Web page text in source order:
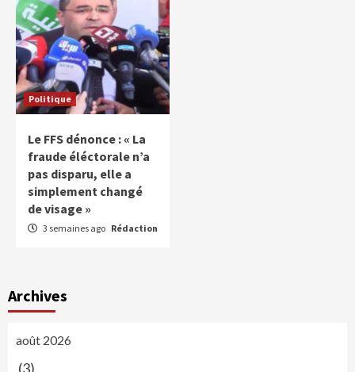
Politique
Le FFS dénonce : « La
fraude éléctorale n’a
pas disparu, elle a
simplement changé
de visage »
3 semaines ago Rédaction
Archives
août 2026
(3)